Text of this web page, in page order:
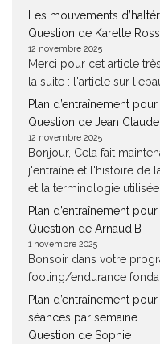
Les mouvements
Question de Karelle
12 novembre 2025
Merci pour cet article
la suite : l'article sur
Plan d’entraînement
Question de Jean
12 novembre 2025
Bonjour, Cela fait
j'entraîne et l'histoire de
et la terminologie utilisée
Plan d’entraînement
Question de Arnaud.B
1 novembre 2025
Bonsoir dans votre
footing/endurance
Plan d’entraînement
séances par semaine
Question de Sophie